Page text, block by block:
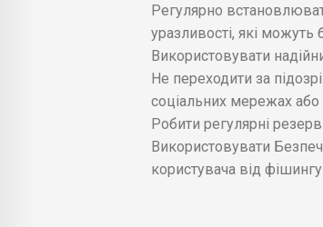
Регулярно
уразливості, які можуть
Використовувати
Не переходити за
соціальних мережах або
Робити регулярні
Використовувати
користувача від фішингу